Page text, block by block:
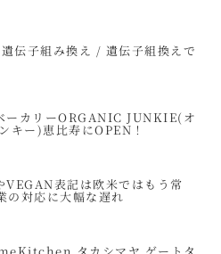
伝子組み換え / 遺伝子組換えで
ーカリーORGANIC JUNKIE(オ
キー)恵比寿にOPEN！
VEGAN表記は欧米ではもう常
の対応に大幅な遅れ